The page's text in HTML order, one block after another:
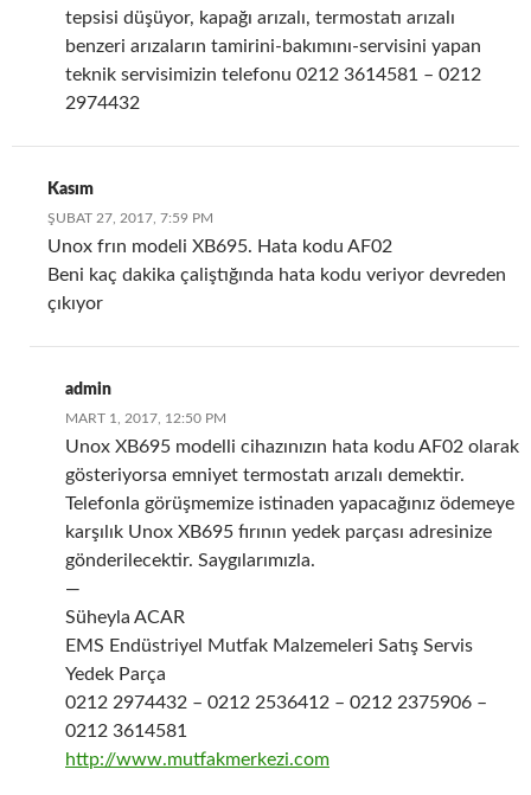
tepsisi düşüyor, kapağı arızalı, termostatı arızalı
benzeri arızaların tamirini-bakımını-servisini yapan
teknik servisimizin telefonu 0212 3614581 – 0212
2974432
Kasım
ŞUBAT 27, 2017, 7:59 PM
Unox frın modeli XB695. Hata kodu AF02
Beni kaç dakika çaliştığında hata kodu veriyor devreden
çıkıyor
admin
MART 1, 2017, 12:50 PM
Unox XB695 modelli cihazınızın hata kodu AF02 olarak
gösteriyorsa emniyet termostatı arızalı demektir.
Telefonla görüşmemize istinaden yapacağınız ödemeye
karşılık Unox XB695 fırının yedek parçası adresinize
gönderilecektir. Saygılarımızla.
—
Süheyla ACAR
EMS Endüstriyel Mutfak Malzemeleri Satış Servis
Yedek Parça
0212 2974432 – 0212 2536412 – 0212 2375906 –
0212 3614581
http://www.mutfakmerkezi.com